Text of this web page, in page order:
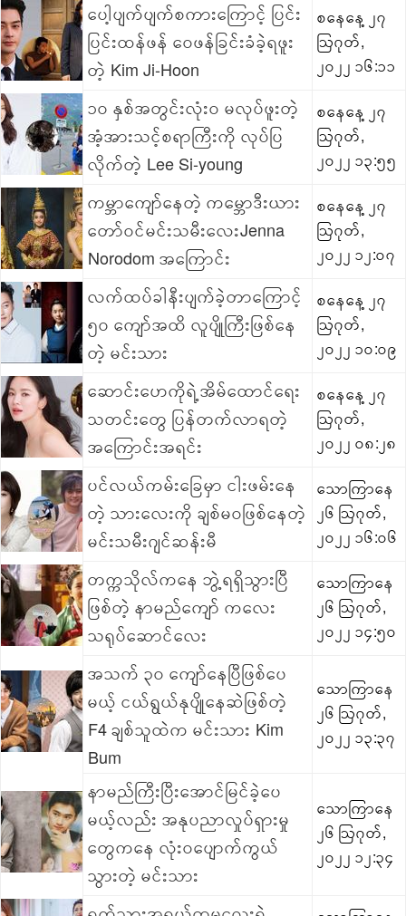
ပေါ့ပျက်ပျက်စကားကြောင့် ပြင်း
ပြင်းထန်ဖန် ဝေဖန်ခြင်းခံခဲ့ရဖူး
တဲ့ Kim Ji-Hoon
စနေနေ့ ၂၇
ဩဂုတ်,
၂၀၂၂ ၁၆:၁၁
၁၀ နှစ်အတွင်းလုံးဝ မလုပ်ဖူးတဲ့
အံ့အားသင့်စရာကြီးကို လုပ်ပြ
လိုက်တဲ့ Lee Si-young
စနေနေ့ ၂၇
ဩဂုတ်,
၂၀၂၂ ၁၃:၅၅
ကမ္ဘာကျော်နေတဲ့ ကမ္ဘောဒီးယား
တော်ဝင်မင်းသမီးလေးJenna
Norodom အကြောင်း
စနေနေ့ ၂၇
ဩဂုတ်,
၂၀၂၂ ၁၂:၀၇
လက်ထပ်ခါနီးပျက်ခဲ့တာကြောင့်
၅၀ ကျော်အထိ လူပျိုကြီးဖြစ်နေ
တဲ့ မင်းသား
စနေနေ့ ၂၇
ဩဂုတ်,
၂၀၂၂ ၁၀:၀၉
ဆောင်းဟေကိုရဲ့အိမ်ထောင်ရေး
သတင်းတွေ ပြန်တက်လာရတဲ့
အကြောင်းအရင်း
စနေနေ့ ၂၇
ဩဂုတ်,
၂၀၂၂ ၀၈:၂၈
ပင်လယ်ကမ်းခြေမှာ ငါးဖမ်းနေ
တဲ့ သားလေးကို ချစ်မဝဖြစ်နေတဲ့
မင်းသမီးဂျင်ဆန်းမီ
သောကြာနေ
၂၆ ဩဂုတ်,
၂၀၂၂ ၁၆:၀၆
တက္ကသိုလ်ကနေ ဘွဲ့ရရှိသွားပြီ
ဖြစ်တဲ့ နာမည်ကျော် ကလေး
သရုပ်ဆောင်လေး
သောကြာနေ
၂၆ ဩဂုတ်,
၂၀၂၂ ၁၄:၅၀
အသက် ၃၀ ကျော်နေပြီဖြစ်ပေ
မယ့် ငယ်ရွယ်နုပျိုနေဆဲဖြစ်တဲ့
F4 ချစ်သူထဲက မင်းသား Kim
Bum
သောကြာနေ
၂၆ ဩဂုတ်,
၂၀၂၂ ၁၃:၃၇
နာမည်ကြီးပြီးအောင်မြင်ခဲ့ပေ
မယ့်လည်း အနုပညာလှုပ်ရှားမှု
တွေကနေ လုံးဝပျောက်ကွယ်
သွားတဲ့ မင်းသား
သောကြာနေ
၂၆ ဩဂုတ်,
၂၀၂၂ ၁၂:၃၄